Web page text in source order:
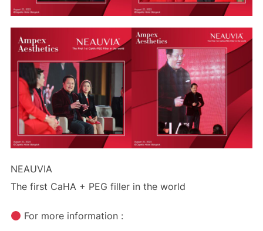
NEAUVIA
The first CaHA + PEG filler in the world
For more information :